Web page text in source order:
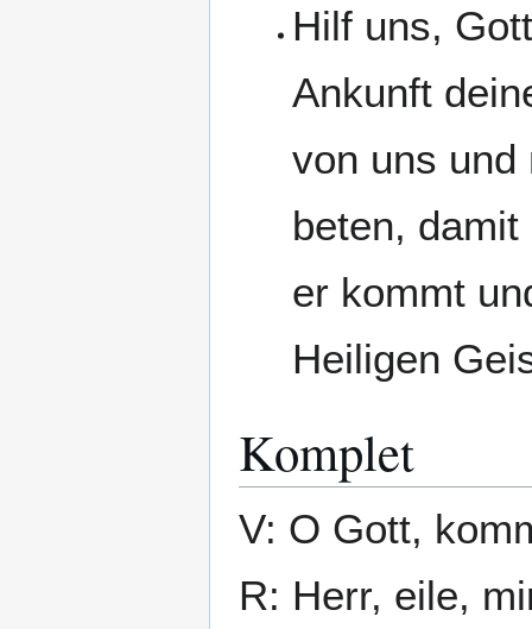
Hilf uns,
Ankunft
von uns und
beten,
er kommt
Heiligen
Komplet
V: O Gott,
R: Herr, eile,